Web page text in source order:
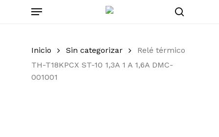
Menu
Inicio Sin categorizar
Relé térmico
TH-T18KPCX ST-10 1,3A 1 A 1,6A DMC-
001001